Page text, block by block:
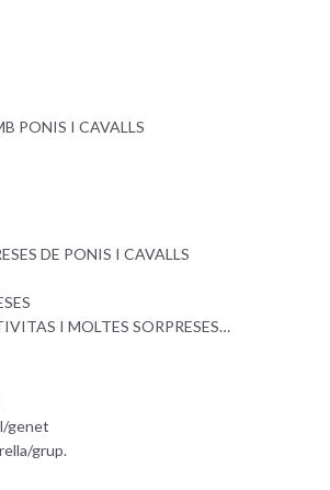
PONIS I CAVALLS
DE PONIS I CAVALLS
I MOLTES SORPRESES…
genet
grup.